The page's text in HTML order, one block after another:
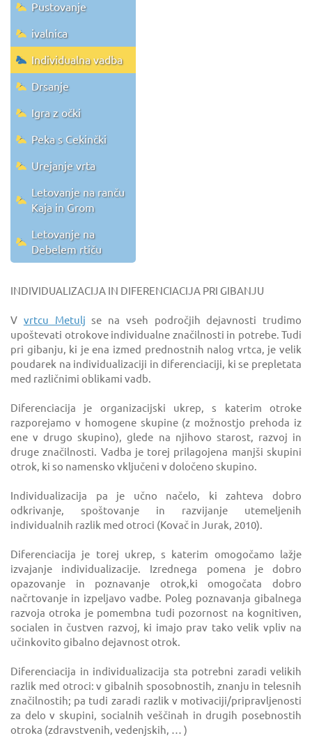
Pustovanje
ivalnica
Individualna vadba
Drsanje
Igra z očki
Peka s Cekinčki
Urejanje vrta
Letovanje na ranču
Kaja in Grom
Letovanje na
Debelem rtiču
INDIVIDUALIZACIJA IN DIFERENCIACIJA PRI GIBANJU
V vrtcu Metulj se na vseh področjih dejavnosti trudimo
upoštevati otrokove individualne značilnosti in potrebe. Tudi
pri gibanju, ki je ena izmed prednostnih nalog vrtca, je velik
poudarek na individualizaciji in diferenciaciji, ki se prepletata
med različnimi oblikami vadb.
Diferenciacija je organizacijski ukrep, s katerim otroke
razporejamo v homogene skupine (z možnostjo prehoda iz
ene v drugo skupino), glede na njihovo starost, razvoj in
druge značilnosti. Vadba je torej prilagojena manjši skupini
otrok, ki so namensko vključeni v določeno skupino.
Individualizacija pa je učno načelo, ki zahteva dobro
odkrivanje, spoštovanje in razvijanje utemeljenih
individualnih razlik med otroci (Kovač in Jurak, 2010).
Diferenciacija je torej ukrep, s katerim omogočamo lažje
izvajanje individualizacije. Izrednega pomena je dobro
opazovanje in poznavanje otrok,ki omogočata dobro
načrtovanje in izpeljavo vadbe. Poleg poznavanja gibalnega
razvoja otroka je pomembna tudi pozornost na kognitiven,
socialen in čustven razvoj, ki imajo prav tako velik vpliv na
učinkovito gibalno dejavnost otrok.
Diferenciacija in individualizacija sta potrebni zaradi velikih
razlik med otroci: v gibalnih sposobnostih, znanju in telesnih
značilnostih; pa tudi zaradi razlik v motivaciji/pripravljenosti
za delo v skupini, socialnih veščinah in drugih posebnostih
otroka (zdravstvenih, vedenjskih, … )